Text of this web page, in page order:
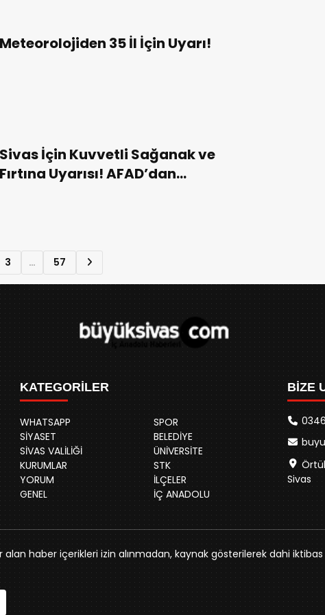
Meteorolojiden 35 İl İçin Uyarı!
Sivas İçin Kuvvetli Sağanak ve
Fırtına Uyarısı! AFAD’dan
3 … 57
KATEGORİLER
WHATSAPP
SPOR
SİYASET
BELEDİYE
SİVAS VALİLİĞİ
ÜNİVERSİTE
KURUMLAR
STK
YORUM
İLÇELER
GENEL
İÇ ANADOLU
BİZE
Sivas
alan haber içerikleri izin alınmadan, kaynak gösterilerek dahi